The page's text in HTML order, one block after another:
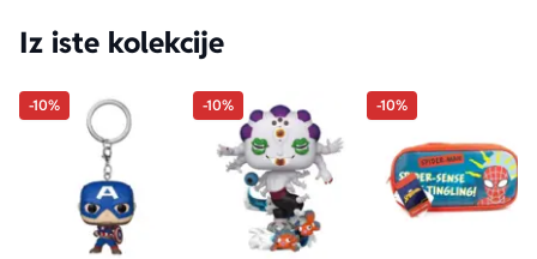
Iz iste kolekcije
-10% -10% -10%